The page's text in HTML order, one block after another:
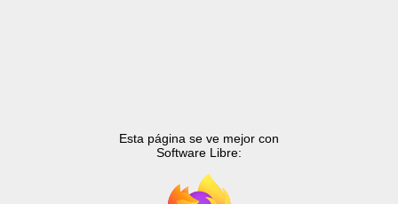
Esta página se ve mejor con
Software Libre: